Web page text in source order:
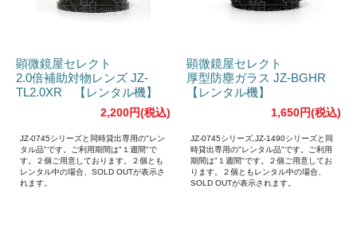
顕微鏡屋セレクト
2.0倍補助対物レンズ JZ-
TL2.0XR 【レンタル機】
2,200円(税込)
JZ-0745シリーズと同時貸出専用の"レン
タル品"です。ご利用期間は"１週間"で
す。２個ご用意しております。２個とも
レンタル中の場合、SOLD OUTが表示さ
れます。
顕微鏡屋セレクト
厚型防塵ガラス JZ-BGHR
【レンタル機】
1,650円(税込)
JZ-0745シリーズ,JZ-1490シリーズと同
時貸出専用の"レンタル品"です。ご利用
期間は"１週間"です。２個ご用意してお
ります。２個ともレンタル中の場合、
SOLD OUTが表示されます。